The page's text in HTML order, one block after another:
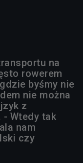
na
rowerem
byśmy nie
nie można
z
- Wtedy tak
nam
czy